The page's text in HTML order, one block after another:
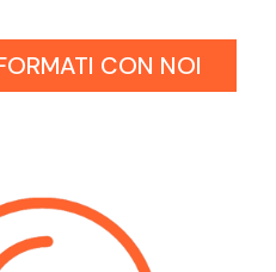
CON NOI